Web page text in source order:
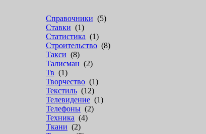
Справочники (5)
Ставки (1)
Статистика (1)
Строительство (8)
Такси (8)
Талисман (2)
Тв (1)
Творчество (1)
Текстиль (12)
Телевидение (1)
Телефоны (2)
Техника (4)
Ткани (2)